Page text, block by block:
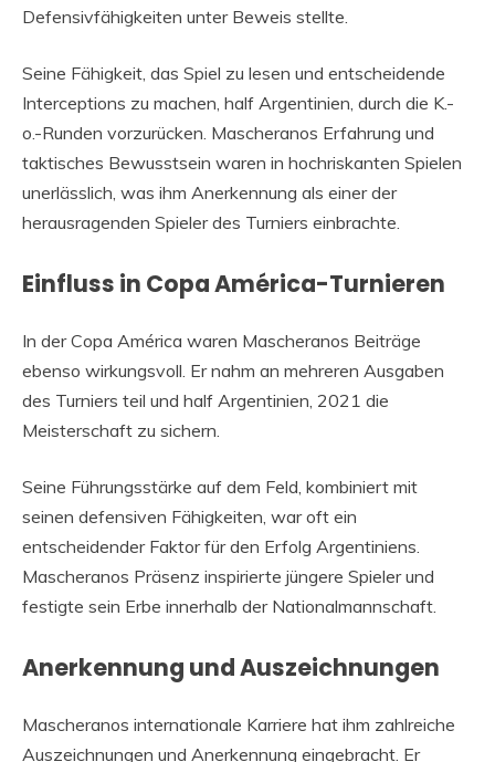
Defensivfähigkeiten unter Beweis stellte.
Seine Fähigkeit, das Spiel zu lesen und entscheidende
Interceptions zu machen, half Argentinien, durch die K.-
o.-Runden vorzurücken. Mascheranos Erfahrung und
taktisches Bewusstsein waren in hochriskanten Spielen
unerlässlich, was ihm Anerkennung als einer der
herausragenden Spieler des Turniers einbrachte.
Einfluss in Copa América-Turnieren
In der Copa América waren Mascheranos Beiträge
ebenso wirkungsvoll. Er nahm an mehreren Ausgaben
des Turniers teil und half Argentinien, 2021 die
Meisterschaft zu sichern.
Seine Führungsstärke auf dem Feld, kombiniert mit
seinen defensiven Fähigkeiten, war oft ein
entscheidender Faktor für den Erfolg Argentiniens.
Mascheranos Präsenz inspirierte jüngere Spieler und
festigte sein Erbe innerhalb der Nationalmannschaft.
Anerkennung und Auszeichnungen
Mascheranos internationale Karriere hat ihm zahlreiche
Auszeichnungen und Anerkennung eingebracht. Er